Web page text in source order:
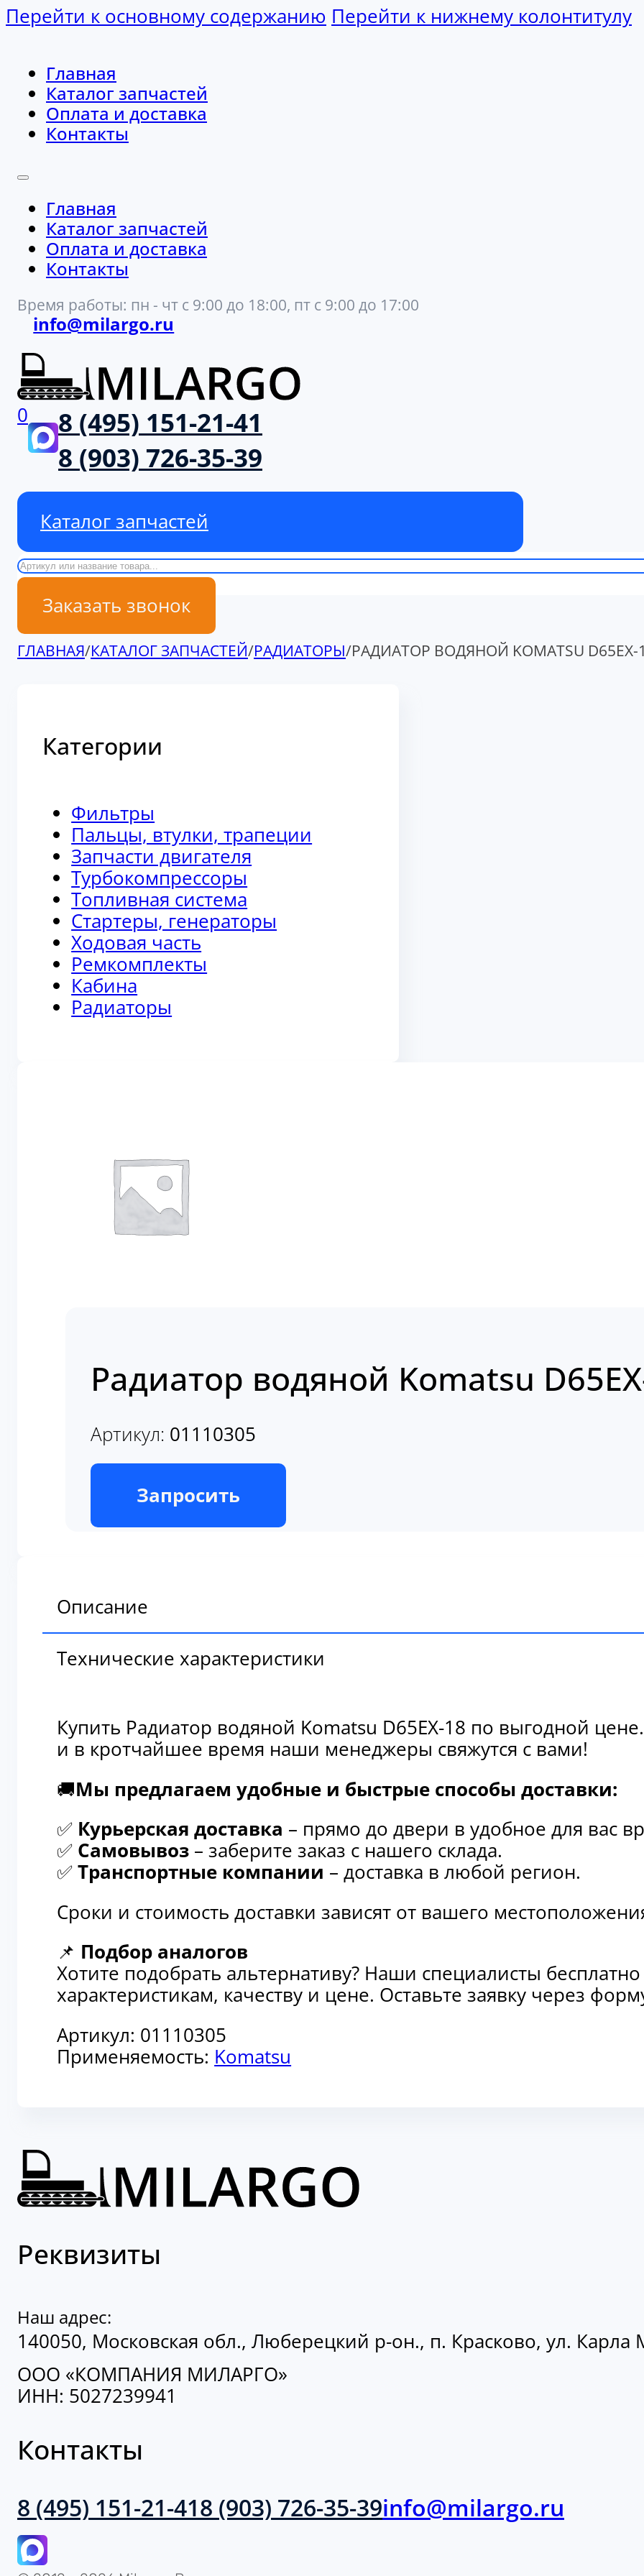
Перейти к основному содержанию Перейти к нижнему колонтитулу
Главная
Каталог запчастей
Оплата и доставка
Контакты
Главная
Каталог запчастей
Оплата и доставка
Контакты
Время работы: пн - чт с 9:00 до 18:00, пт с 9:00 до 17:00
info@milargo.ru
0
8 (495) 151-21-41
8 (903) 726-35-39
Каталог запчастей
Поиск
Заказать звонок
ГЛАВНАЯ/КАТАЛОГ ЗАПЧАСТЕЙ/РАДИАТОРЫ/РАДИАТОР ВОДЯНОЙ KOMATSU D65EX-
Категории
Фильтры
Пальцы, втулки, трапеции
Запчасти двигателя
Турбокомпрессоры
Топливная система
Стартеры, генераторы
Ходовая часть
Ремкомплекты
Кабина
Радиаторы
Радиатор водяной Komatsu
Артикул: 01110305
В наличии
Запросить
Описание
Технические характеристики
Купить Радиатор водяной Komatsu D65EX-18 по выгодной
и в кротчайшее время наши менеджеры свяжутся с вами!
🚚Мы предлагаем удобные и быстрые способы доставки:
✅ Курьерская доставка – прямо до двери в удобное для вас
✅ Самовывоз – заберите заказ с нашего склада.
✅ Транспортные компании – доставка в любой регион.
Сроки и стоимость доставки зависят от вашего
📌 Подбор аналогов
Хотите подобрать альтернативу? Наши специалисты
характеристикам, качеству и цене. Оставьте заявку через
Артикул: 01110305
Применяемость: Komatsu
Реквизиты
Наш адрес:
140050, Московская обл., Люберецкий р-он., п. Красково, ул. Карла
ООО «КОМПАНИЯ МИЛАРГО»
ИНН: 5027239941
Контакты
8 (495) 151-21-418 (903) 726-35-39info@milargo.ru